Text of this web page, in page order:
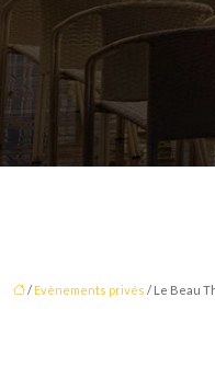
/ Evènements privés / Le Beau